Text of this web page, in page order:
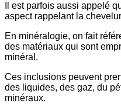
Il est parfois aussi appelé
aspect rappelant la
En minéralogie, on fait
des matériaux qui sont
minéral.
Ces inclusions peuvent
des liquides, des gaz, du
minéraux.